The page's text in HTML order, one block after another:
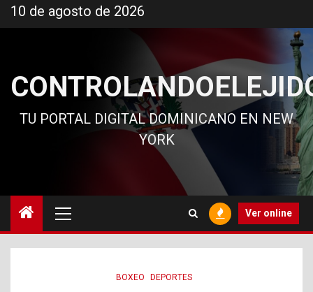
al
10 de agosto de 2026
TU PORTAL DIGITAL DOMINICANO EN NEW
YORK
principal
Ver online
BOXEO DEPORTES